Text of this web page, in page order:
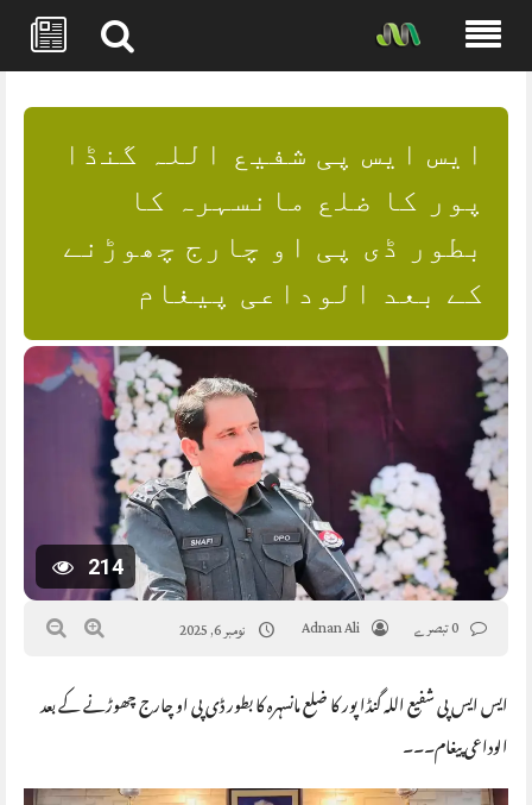
content
ایس ایس پی شفیع اللہ گنڈا
پور کا ضلع مانسہرہ کا
بطور ڈی پی او چارج چھوڑنے
کے بعد الوداعی پیغام
214
Adnan Ali نومبر 6, 2025
ایس ایس پی شفیع اللہ گنڈا پور کا ضلع مانسہرہ کا بطور ڈی پی او چارج چھوڑنے کے بعد
الوداعی پیغام۔۔۔
Video